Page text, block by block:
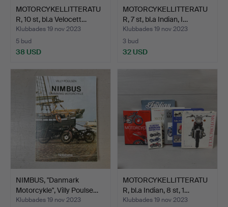
MOTORCYKELLITTERATU
R, 10 st, bl.a Velocett…
Klubbades 19 nov 2023
5 bud
38 USD
MOTORCYKELLITTERATU
R, 7 st, bl.a Indian, I…
Klubbades 19 nov 2023
3 bud
32 USD
NIMBUS, "Danmark
Motorcykle", Villy Poulse…
Klubbades 19 nov 2023
MOTORCYKELLITTERATU
R, bl.a Indian, 8 st, 1…
Klubbades 19 nov 2023